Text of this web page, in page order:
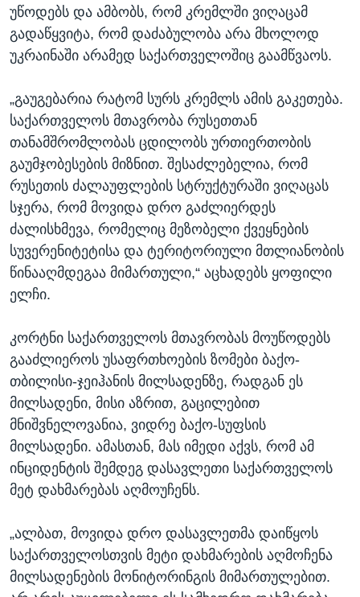
უწოდებს და ამბობს, რომ კრემლში ვიღაცამ
გადაწყვიტა, რომ დაძაბულობა არა მხოლოდ
უკრაინაში არამედ საქართველოშიც გაამწვაოს.
„გაუგებარია რატომ სურს კრემლს ამის გაკეთება.
საქართველოს მთავრობა რუსეთთან
თანამშრომლობას ცდილობს ურთიერთობის
გაუმჯობესების მიზნით. შესაძლებელია, რომ
რუსეთის ძალაუფლების სტრუქტურაში ვიღაცას
სჯერა, რომ მოვიდა დრო გაძლიერდეს
ძალისხმევა, რომელიც მეზობელი ქვეყნების
სუვერენიტეტისა და ტერიტორიული მთლიანობის
წინააღმდეგაა მიმართული,“ აცხადებს ყოფილი
ელჩი.
კორტნი საქართველოს მთავრობას მოუწოდებს
გააძლიეროს უსაფრთხოების ზომები ბაქო-
თბილისი-ჯეიჰანის მილსადენზე, რადგან ეს
მილსადენი, მისი აზრით, გაცილებით
მნიშვნელოვანია, ვიდრე ბაქო-სუფსის
მილსადენი. ამასთან, მას იმედი აქვს, რომ ამ
ინციდენტის შემდეგ დასავლეთი საქართველოს
მეტ დახმარებას აღმოუჩენს.
„ალბათ, მოვიდა დრო დასავლეთმა დაიწყოს
საქართველოსთვის მეტი დახმარების აღმოჩენა
მილსადენების მონიტორინგის მიმართულებით.